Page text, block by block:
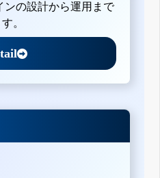
ンの設計から運用まで
。